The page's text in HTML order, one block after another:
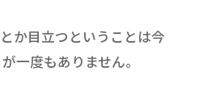
か目立つということは今
一度もありません。